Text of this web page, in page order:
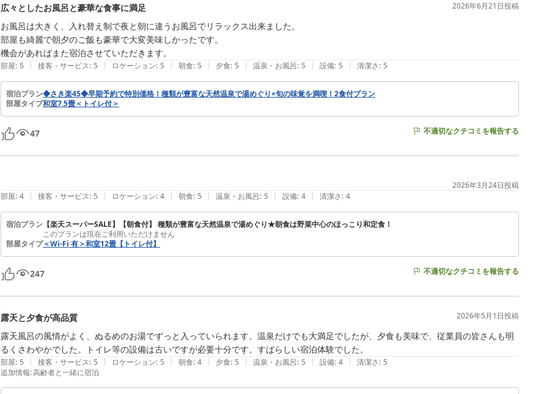
広々としたお風呂と豪華な食事に満足 2026年6月21日投稿
お風呂は大きく、入れ替え制で夜と朝に違うお風呂でリラックス出来ました。
部屋も綺麗で朝夕のご飯も豪華で大変美味しかったです。
機会があればまた宿泊させていただきます。
部屋: 5 | 接客・サービス: 5 | ロケーション: 5 | 朝食: 5 | 夕食: 5 | 温泉・お風呂: 5 | 設備: 5 | 清潔さ: 5
宿泊プラン◆さき楽45◆早期予約で特別価格！種類が豊富な天然温泉で湯めぐり×旬の味覚を満喫！2食付プラン
部屋タイプ和室7.5畳＜トイレ付＞
47 不適切なクチコミを報告する
2026年3月24日投稿
部屋: 4 | 接客・サービス: 5 | ロケーション: 4 | 朝食: 5 | 温泉・お風呂: 5 | 設備: 4 | 清潔さ: 4
宿泊プラン 【楽天スーパーSALE】【朝食付】 種類が豊富な天然温泉で湯めぐり★朝食は野菜中心のほっこり和定食！
このプランは現在ご利用いただけません
部屋タイプ＜Wi‐Fi 有＞和室12畳【トイレ付】
247 不適切なクチコミを報告する
露天と夕食が高品質 2026年5月1日投稿
露天風呂の風情がよく、ぬるめのお湯でずっと入っていられます。温泉だけでも大満足でしたが、夕食も美味で、従業員の皆さんも明
るくさわやかでした。トイレ等の設備は古いですが必要十分です。すばらしい宿泊体験でした。
部屋: 5 | 接客・サービス: 5 | ロケーション: 5 | 朝食: 4 | 夕食: 5 | 温泉・お風呂: 5 | 設備: 4 | 清潔さ: 5
追加情報:高齢者と一緒に宿泊